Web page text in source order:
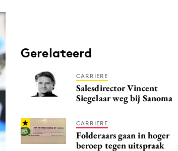
Gerelateerd
CARRIERE
Salesdirector Vincent
Siegelaar weg bij Sanoma
CARRIERE
Folderaars gaan in hoger
beroep tegen uitspraak